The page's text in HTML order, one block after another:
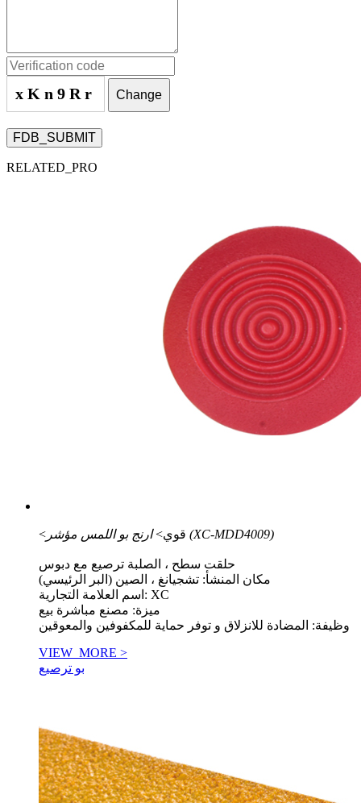
xKn9Rr Change
FDB_SUBMIT
RELATED_PRO
<قوي> ارنج بو اللمس مؤشر (XC-MDD4009)
حلقت سطح ، الصلبة ترصيع مع دبوس
مكان المنشأ: تشجيانغ ، الصين (البر الرئيسي)
اسم العلامة التجارية: XC
ميزة: مصنع مباشرة بيع
وظيفة: المضادة للانزلاق و توفر حماية للمكفوفين والمعوقين
VIEW_MORE >
بو ترصيع